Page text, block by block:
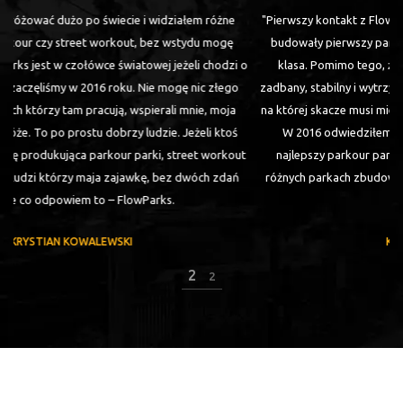
"Pierwszy kontakt z Flowparkiem miałem w Nidzicy, gdzie moje ziomki
budowały pierwszy park do street workout. Park wyszedł pierwsza
klasa. Pomimo tego, że było to prawie 5 lat temu, park stoi wciąż
zadbany, stabilny i wytrzymały. Trenuje parkour, wiec każda konstrukcja
na której skacze musi mieć +1000 do wytrzymałości. Flowparki takie są.
W 2016 odwiedziłem kolejny park w Norwegii. Bez dwóch zdań
najlepszy parkour park na jakim byłem. Oprócz tego skakałem na
różnych parkach zbudowanych przez Flowparks. Każdy był naprawdę
dobrze zrobiony
2 2